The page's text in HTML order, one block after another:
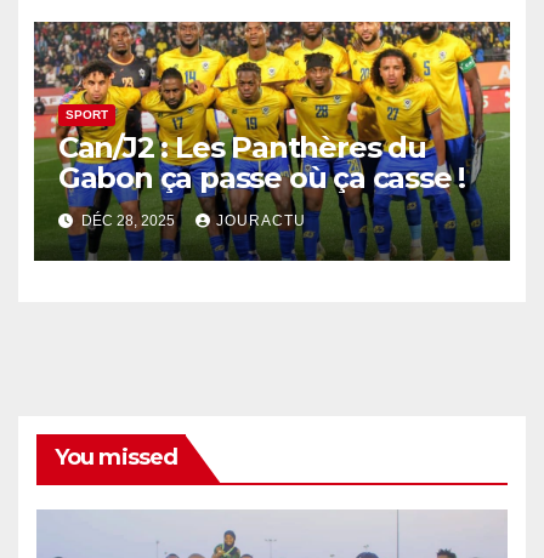
SPORT
Can/J2 : Les Panthères du
Gabon ça passe où ça casse !
DÉC 28, 2025 JOURACTU
You missed